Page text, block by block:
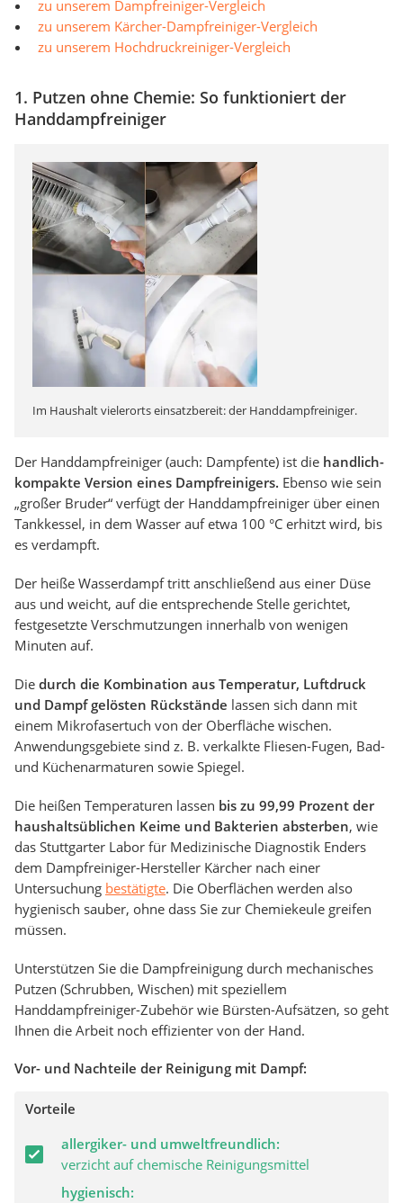
zu unserem Dampfreiniger-Vergleich
zu unserem Kärcher-Dampfreiniger-Vergleich
zu unserem Hochdruckreiniger-Vergleich
1. Putzen ohne Chemie: So funktioniert der
Handdampfreiniger
Im Haushalt vielerorts einsatzbereit: der Handdampfreiniger.
Der Handdampfreiniger (auch: Dampfente) ist die handlich-
kompakte Version eines Dampfreinigers. Ebenso wie sein
„großer Bruder“ verfügt der Handdampfreiniger über einen
Tankkessel, in dem Wasser auf etwa 100 °C erhitzt wird, bis
es verdampft.
Der heiße Wasserdampf tritt anschließend aus einer Düse
aus und weicht, auf die entsprechende Stelle gerichtet,
festgesetzte Verschmutzungen innerhalb von wenigen
Minuten auf.
Die durch die Kombination aus Temperatur, Luftdruck
und Dampf gelösten Rückstände lassen sich dann mit
einem Mikrofasertuch von der Oberfläche wischen.
Anwendungsgebiete sind z. B. verkalkte Fliesen-Fugen, Bad-
und Küchenarmaturen sowie Spiegel.
Die heißen Temperaturen lassen bis zu 99,99 Prozent der
haushaltsüblichen Keime und Bakterien absterben, wie
das Stuttgarter Labor für Medizinische Diagnostik Enders
dem Dampfreiniger-Hersteller Kärcher nach einer
Untersuchung bestätigte. Die Oberflächen werden also
hygienisch sauber, ohne dass Sie zur Chemiekeule greifen
müssen.
Unterstützen Sie die Dampfreinigung durch mechanisches
Putzen (Schrubben, Wischen) mit speziellem
Handdampfreiniger-Zubehör wie Bürsten-Aufsätzen, so geht
Ihnen die Arbeit noch effizienter von der Hand.
Vor- und Nachteile der Reinigung mit Dampf:
Vorteile
allergiker- und umweltfreundlich:
verzicht auf chemische Reinigungsmittel
hygienisch: